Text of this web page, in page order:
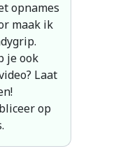
opnames
maak ik
je ook
Laat
op